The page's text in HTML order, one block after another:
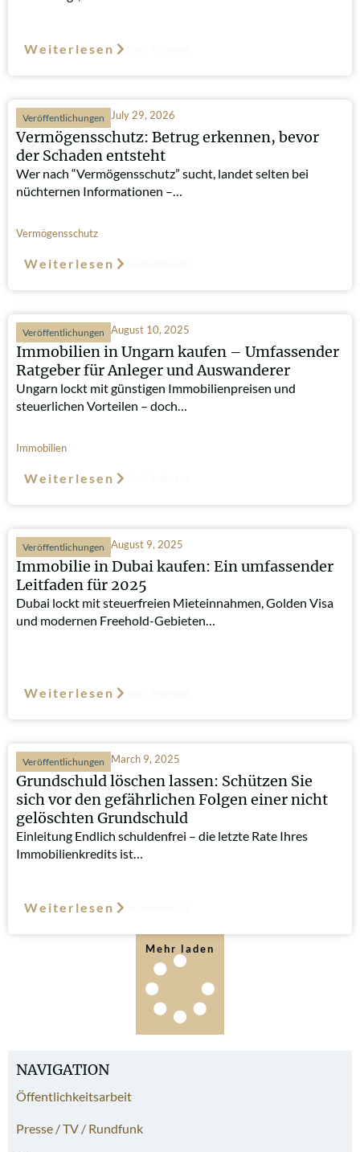
NAVIGATION
Öffentlichkeitsarbeit
Presse / TV / Rundfunk
Weiterlesen
Veröffentlichungen July 29, 2026
Vermögensschutz: Betrug erkennen, bevor
der Schaden entsteht
Wer nach “Vermögensschutz” sucht, landet selten bei
nüchternen Informationen –…
Vermögensschutz
Weiterlesen
Veröffentlichungen August 10, 2025
Immobilien in Ungarn kaufen – Umfassender
Ratgeber für Anleger und Auswanderer
Ungarn lockt mit günstigen Immobilienpreisen und
steuerlichen Vorteilen – doch…
Immobilien
Weiterlesen
Veröffentlichungen August 9, 2025
Immobilie in Dubai kaufen: Ein umfassender
Leitfaden für 2025
Dubai lockt mit steuerfreien Mieteinnahmen, Golden Visa
und modernen Freehold-Gebieten…
Weiterlesen
Veröffentlichungen March 9, 2025
Grundschuld löschen lassen: Schützen Sie
sich vor den gefährlichen Folgen einer nicht
gelöschten Grundschuld
Einleitung Endlich schuldenfrei – die letzte Rate Ihres
Immobilienkredits ist…
Weiterlesen
Mehr laden